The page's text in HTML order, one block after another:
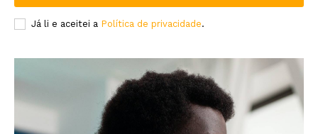
Já li e aceitei a Política de privacidade.